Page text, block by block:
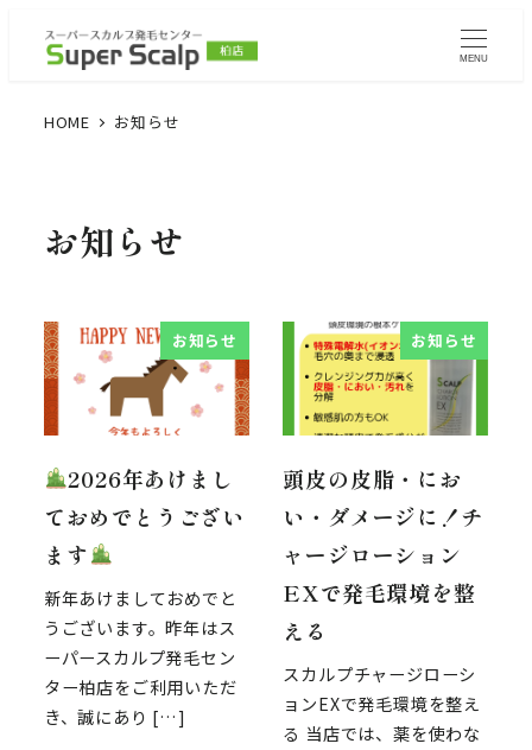
MENU
HOME お知らせ
お知らせ
お知らせ
2026年あけまし
ておめでとうござい
ます
新年あけましておめでと
うございます。昨年はス
ーパースカルプ発毛セン
ター柏店をご利用いただ
き、誠にあり […]
お知らせ
頭皮の皮脂・にお
い・ダメージに！チ
ャージローション
EXで発毛環境を整
える
スカルプチャージローシ
ョンEXで発毛環境を整え
る 当店では、薬を使わな